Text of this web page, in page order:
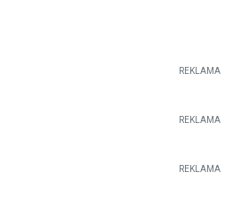
REKLAMA
REKLAMA
REKLAMA